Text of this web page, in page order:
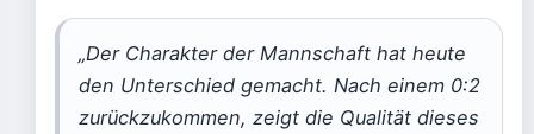
„Der Charakter der Mannschaft hat heute
den Unterschied gemacht. Nach einem 0:2
zurückzukommen, zeigt die Qualität dieses